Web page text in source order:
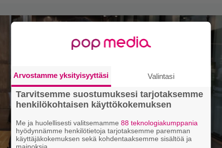
Arvostamme yksityisyyttäsi Valintasi
Tarvitsemme suostumuksesi tarjotaksemme
henkilökohtaisen käyttökokemuksen
Me ja huolellisesti valitsemamme88 teknologiakumppania
hyödynnämme henkilötietoja tarjotaksemme paremman
käyttäjäkokemuksen sekä kohdentaaksemme sisältöä ja